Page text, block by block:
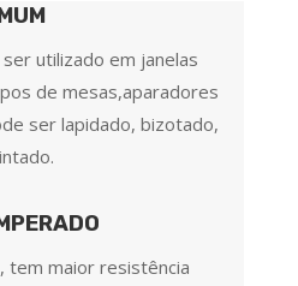
utilizado em janelas
de mesas,aparadores
ser lapidado, bizotado,
tem maior resistência